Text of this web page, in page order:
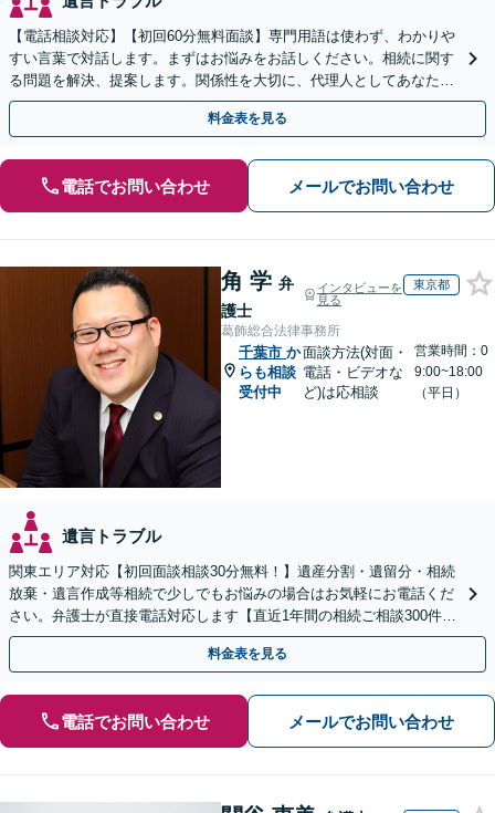
【電話相談対応】【初回60分無料面談】専門用語は使わず、わかりや
すい言葉で対話します。まずはお悩みをお話しください。相続に関す
る問題を解決、提案します。関係性を大切に、代理人としてあなたの
利益を守ります【夜間休日対応】【カード利用可】
料金表を見る
電話でお問い合わせ メールでお問い合わせ
角 学 弁
護士
インタビューを
見る
東京都
葛飾総合法律事務所
千葉市 か
らも相談
受付中
面談方法(対面・
電話・ビデオな
ど)は応相談
営業時間：0
9:00~18:00
（平日）
遺言トラブル
関東エリア対応【初回面談相談30分無料！】遺産分割・遺留分・相続
放棄・遺言作成等相続で少しでもお悩みの場合はお気軽にお電話くだ
さい。弁護士が直接電話対応します【直近1年間の相続ご相談300件以
上！＆相続の著書・セミナー多数】弁護士複数所属
料金表を見る
電話でお問い合わせ メールでお問い合わせ